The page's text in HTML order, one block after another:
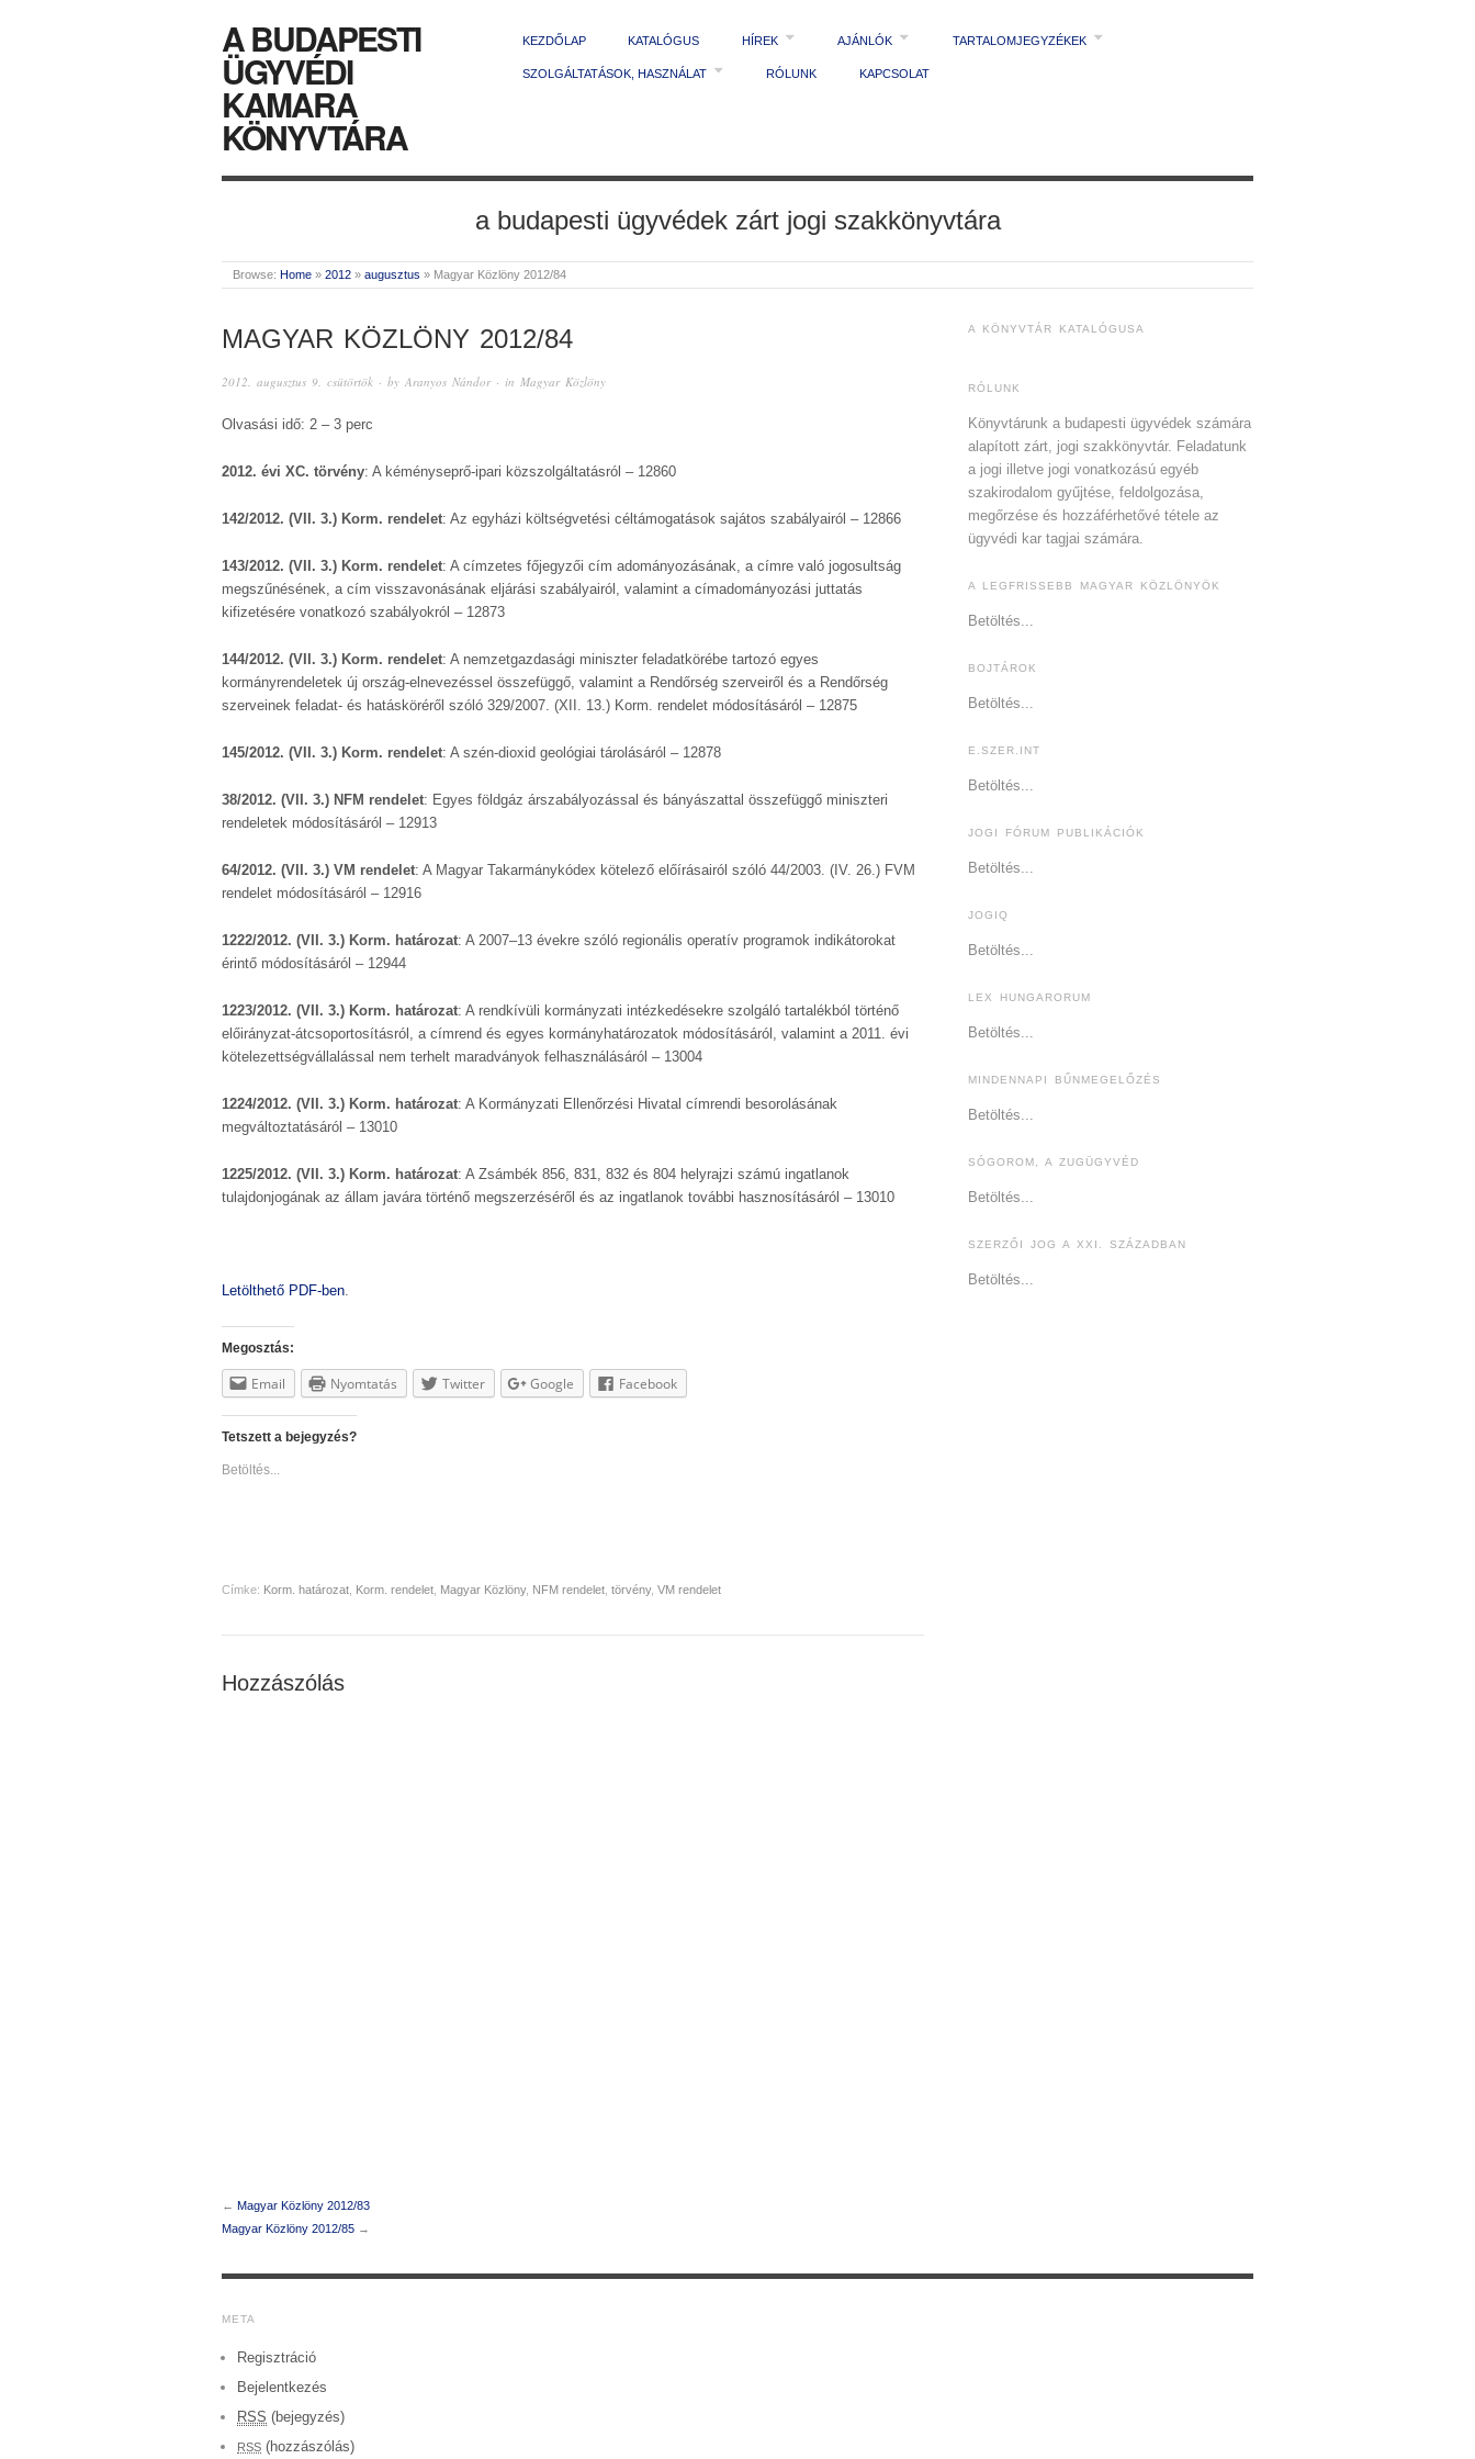
A BUDAPESTI
ÜGYVÉDI
KAMARA
KÖNYVTÁRA
KEZDŐLAP KATALÓGUS HÍREK AJÁNLÓK TARTALOMJEGYZÉKEK
SZOLGÁLTATÁSOK, HASZNÁLAT RÓLUNK KAPCSOLAT
a budapesti ügyvédek zárt jogi szakkönyvtára
Browse: Home » 2012 » augusztus » Magyar Közlöny 2012/84
MAGYAR KÖZLÖNY 2012/84
2012. augusztus 9. csütörtök · by Aranyos Nándor· in Magyar Közlöny
Olvasási idő: 2 – 3 perc
2012. évi XC. törvény: A kéményseprő-ipari közszolgáltatásról – 12860
142/2012. (VII. 3.) Korm. rendelet: Az egyházi költségvetési céltámogatások sajátos szabályairól – 12866
143/2012. (VII. 3.) Korm. rendelet: A címzetes főjegyzői cím adományozásának, a címre való jogosultság
megszűnésének, a cím visszavonásának eljárási szabályairól, valamint a címadományozási juttatás
kifizetésére vonatkozó szabályokról – 12873
144/2012. (VII. 3.) Korm. rendelet: A nemzetgazdasági miniszter feladatkörébe tartozó egyes
kormányrendeletek új ország-elnevezéssel összefüggő, valamint a Rendőrség szerveiről és a Rendőrség
szerveinek feladat- és hatásköréről szóló 329/2007. (XII. 13.) Korm. rendelet módosításáról – 12875
145/2012. (VII. 3.) Korm. rendelet: A szén-dioxid geológiai tárolásáról – 12878
38/2012. (VII. 3.) NFM rendelet: Egyes földgáz árszabályozással és bányászattal összefüggő miniszteri
rendeletek módosításáról – 12913
64/2012. (VII. 3.) VM rendelet: A Magyar Takarmánykódex kötelező előírásairól szóló 44/2003. (IV. 26.) FVM
rendelet módosításáról – 12916
1222/2012. (VII. 3.) Korm. határozat: A 2007–13 évekre szóló regionális operatív programok indikátorokat
érintő módosításáról – 12944
1223/2012. (VII. 3.) Korm. határozat: A rendkívüli kormányzati intézkedésekre szolgáló tartalékból történő
előirányzat-átcsoportosításról, a címrend és egyes kormányhatározatok módosításáról, valamint a 2011. évi
kötelezettségvállalással nem terhelt maradványok felhasználásáról – 13004
1224/2012. (VII. 3.) Korm. határozat: A Kormányzati Ellenőrzési Hivatal címrendi besorolásának
megváltoztatásáról – 13010
1225/2012. (VII. 3.) Korm. határozat: A Zsámbék 856, 831, 832 és 804 helyrajzi számú ingatlanok
tulajdonjogának az állam javára történő megszerzéséről és az ingatlanok további hasznosításáról – 13010
Letölthető PDF-ben.
Megosztás:
Email Nyomtatás Twitter Google Facebook
Tetszett a bejegyzés?
Betöltés...
Címke: Korm. határozat Korm. rendelet Magyar Közlöny, NFM rendelet törvény, VM rendelet
Hozzászólás
← Magyar Közlöny 2012/83
Magyar Közlöny 2012/85 →
A KÖNYVTÁR KATALÓGUSA
RÓLUNK
Könyvtárunk a budapesti ügyvédek számára
alapított zárt, jogi szakkönyvtár. Feladatunk
a jogi illetve jogi vonatkozású egyéb
szakirodalom gyűjtése, feldolgozása,
megőrzése és hozzáférhetővé tétele az
ügyvédi kar tagjai számára.
A LEGFRISSEBB MAGYAR KÖZLÖNYÖK
Betöltés...
BOJTÁROK
Betöltés...
E.SZER.INT
Betöltés...
JOGI FÓRUM PUBLIKÁCIÓK
Betöltés...
JOGIQ
Betöltés...
LEX HUNGARORUM
Betöltés...
MINDENNAPI BŰNMEGELŐZÉS
Betöltés...
SÓGOROM, A ZUGÜGYVÉD
Betöltés...
SZERZŐI JOG A XXI. SZÁZADBAN
Betöltés...
META
Regisztráció
Bejelentkezés
RSS (bejegyzés)
RSS (hozzászólás)